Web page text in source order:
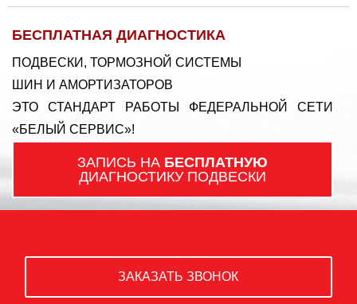
БЕСПЛАТНАЯ ДИАГНОСТИКА
ПОДВЕСКИ, ТОРМОЗНОЙ СИСТЕМЫ
ШИН И АМОРТИЗАТОРОВ
ЭТО СТАНДАРТ РАБОТЫ ФЕДЕРАЛЬНОЙ СЕТИ
«БЕЛЫЙ СЕРВИС»!
ЗАПИСЬ НА БЕСПЛАТНУЮ
ДИАГНОСТИКУ ПОДВЕСКИ
ЗАКАЗАТЬ ЗВОНОК